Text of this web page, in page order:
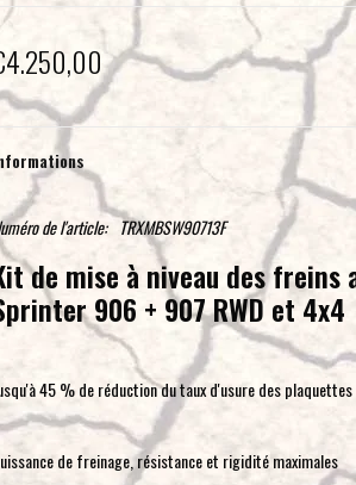
de l'article: TRXMBSW90713F
de mise à niveau des freins
906 + 907 RWD et 4x4
45 % de réduction du taux d'usure des plaquettes
de freinage, résistance et rigidité maximales